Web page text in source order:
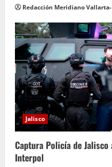
Redacción Meridiano
Jalisco
Captura Policía de
Interpol